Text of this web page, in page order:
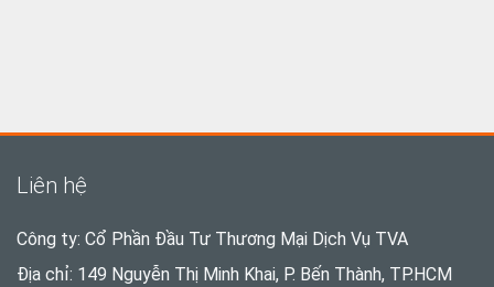
Liên hệ
Công ty: Cổ Phần Đầu Tư Thương Mại Dịch Vụ TVA
Địa chỉ: 149 Nguyễn Thị Minh Khai, P. Bến Thành, TP.HCM